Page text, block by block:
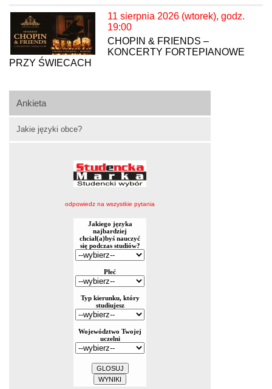
Ankieta
Jakie języki obce?
odpowiedz na wszystkie pytania
11 sierpnia 2026 (wtorek), godz.
19:00
CHOPIN & FRIENDS –
KONCERTY FORTEPIANOWE
PRZY ŚWIECACH